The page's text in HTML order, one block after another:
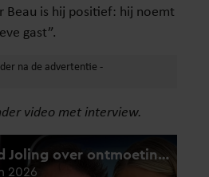
Beau is hij positief: hij noemt
gast”.
video met interview.